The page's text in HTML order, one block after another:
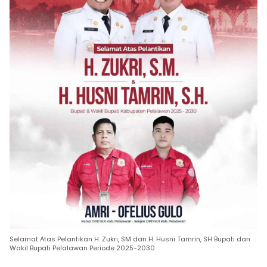
Selamat Atas Pelantikan H. Zukri, SM dan H. Husni Tamrin, SH Bupati dan
Wakil Bupati Pelalawan Periode 2025-2030